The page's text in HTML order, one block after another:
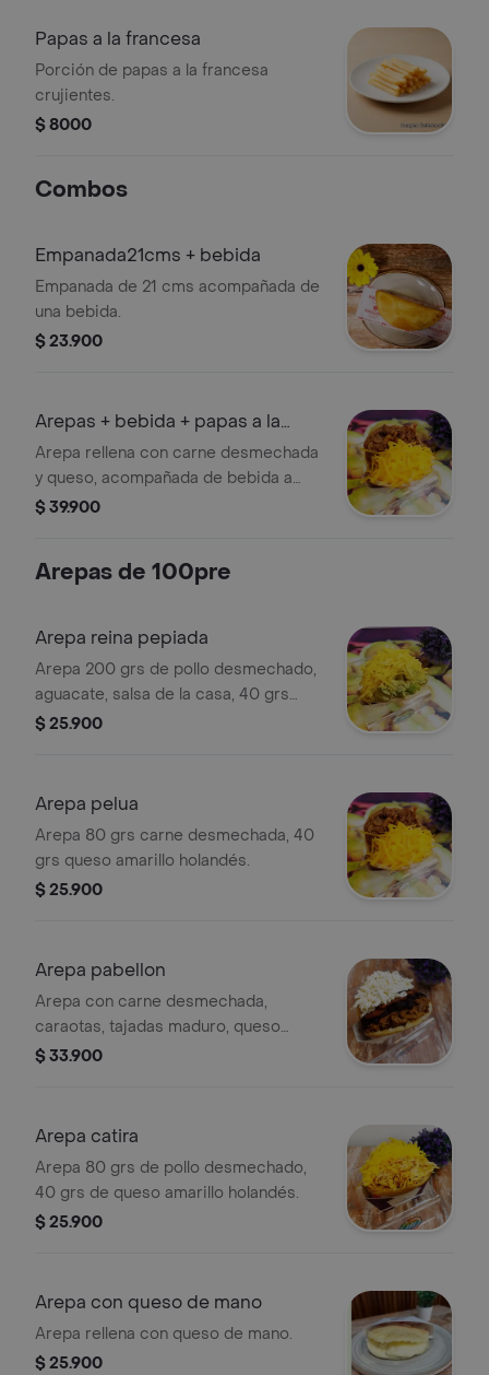
Papas a la francesa
Porción de papas a la francesa
crujientes.
$ 8000
Combos
Empanada21cms + bebida
Empanada de 21 cms acompañada de
una bebida.
$ 23.900
Arepas + bebida + papas a la
francesa
Arepa rellena con carne desmechada
y queso, acompañada de bebida a
elección y papas a la francesa.
$ 39.900
Arepas de 100pre
Arepa reina pepiada
Arepa 200 grs de pollo desmechado,
aguacate, salsa de la casa, 40 grs
queso amarillo holandes.
$ 25.900
Arepa pelua
Arepa 80 grs carne desmechada, 40
grs queso amarillo holandés.
$ 25.900
Arepa pabellon
Arepa con carne desmechada,
caraotas, tajadas maduro, queso
llanero.
$ 33.900
Arepa catira
Arepa 80 grs de pollo desmechado,
40 grs de queso amarillo holandés.
$ 25.900
Arepa con queso de mano
Arepa rellena con queso de mano.
$ 25.900